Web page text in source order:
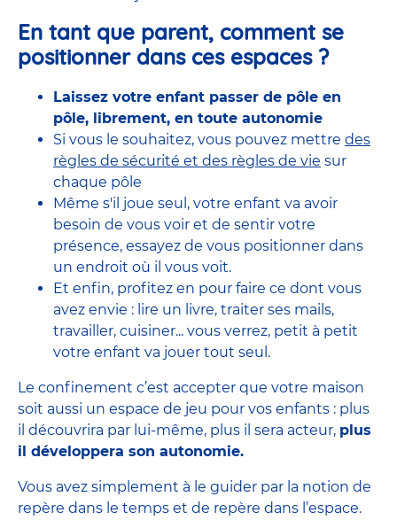
En tant que parent, comment se
positionner dans ces espaces ?
Laissez votre enfant passer de pôle en
pôle, librement, en toute autonomie
Si vous le souhaitez, vous pouvez mettre des
règles de sécurité et des règles de vie sur
chaque pôle
Même s'il joue seul, votre enfant va avoir
besoin de vous voir et de sentir votre
présence, essayez de vous positionner dans
un endroit où il vous voit.
Et enfin, profitez en pour faire ce dont vous
avez envie : lire un livre, traiter ses mails,
travailler, cuisiner... vous verrez, petit à petit
votre enfant va jouer tout seul.
Le confinement c’est accepter que votre maison
soit aussi un espace de jeu pour vos enfants : plus
il découvrira par lui-même, plus il sera acteur, plus
il développera son autonomie.
Vous avez simplement à le guider par la notion de
repère dans le temps et de repère dans l’espace.